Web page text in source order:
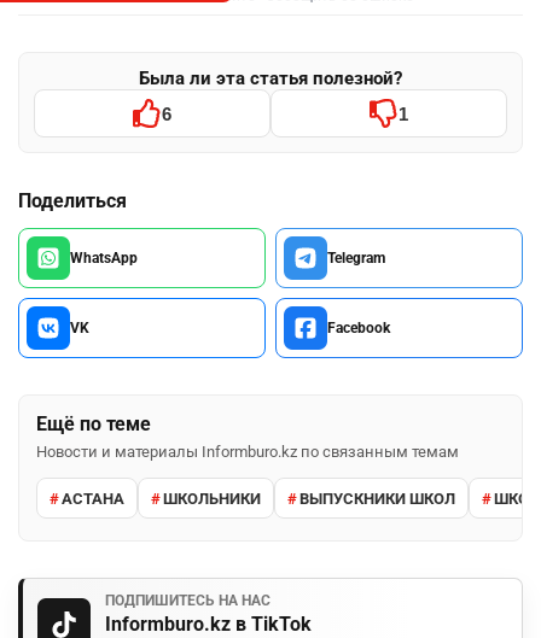
Была ли эта статья полезной?
6 1
Поделиться
WhatsApp Telegram
VK Facebook
Ещё по теме
Новости и материалы Informburo.kz по связанным темам
АСТАНА ШКОЛЬНИКИ ВЫПУСКНИКИ ШКОЛ
ПОДПИШИТЕСЬ НА НАС
Informburo.kz в TikTok